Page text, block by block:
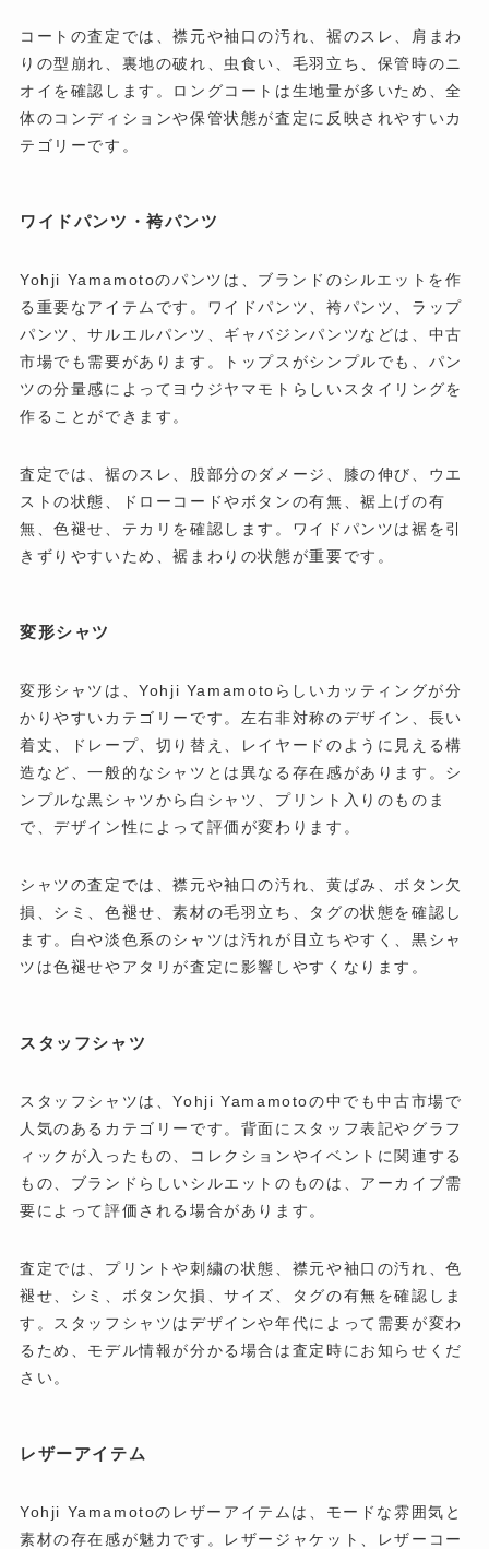
コートの査定では、襟元や袖口の汚れ、裾のスレ、肩まわ
りの型崩れ、裏地の破れ、虫食い、毛羽立ち、保管時のニ
オイを確認します。ロングコートは生地量が多いため、全
体のコンディションや保管状態が査定に反映されやすいカ
テゴリーです。
ワイドパンツ・袴パンツ
Yohji Yamamotoのパンツは、ブランドのシルエットを作
る重要なアイテムです。ワイドパンツ、袴パンツ、ラップ
パンツ、サルエルパンツ、ギャバジンパンツなどは、中古
市場でも需要があります。トップスがシンプルでも、パン
ツの分量感によってヨウジヤマモトらしいスタイリングを
作ることができます。
査定では、裾のスレ、股部分のダメージ、膝の伸び、ウエ
ストの状態、ドローコードやボタンの有無、裾上げの有
無、色褪せ、テカリを確認します。ワイドパンツは裾を引
きずりやすいため、裾まわりの状態が重要です。
変形シャツ
変形シャツは、Yohji Yamamotoらしいカッティングが分
かりやすいカテゴリーです。左右非対称のデザイン、長い
着丈、ドレープ、切り替え、レイヤードのように見える構
造など、一般的なシャツとは異なる存在感があります。シ
ンプルな黒シャツから白シャツ、プリント入りのものま
で、デザイン性によって評価が変わります。
シャツの査定では、襟元や袖口の汚れ、黄ばみ、ボタン欠
損、シミ、色褪せ、素材の毛羽立ち、タグの状態を確認し
ます。白や淡色系のシャツは汚れが目立ちやすく、黒シャ
ツは色褪せやアタリが査定に影響しやすくなります。
スタッフシャツ
スタッフシャツは、Yohji Yamamotoの中でも中古市場で
人気のあるカテゴリーです。背面にスタッフ表記やグラフ
ィックが入ったもの、コレクションやイベントに関連する
もの、ブランドらしいシルエットのものは、アーカイブ需
要によって評価される場合があります。
査定では、プリントや刺繍の状態、襟元や袖口の汚れ、色
褪せ、シミ、ボタン欠損、サイズ、タグの有無を確認しま
す。スタッフシャツはデザインや年代によって需要が変わ
るため、モデル情報が分かる場合は査定時にお知らせくだ
さい。
レザーアイテム
Yohji Yamamotoのレザーアイテムは、モードな雰囲気と
素材の存在感が魅力です。レザージャケット、レザーコー